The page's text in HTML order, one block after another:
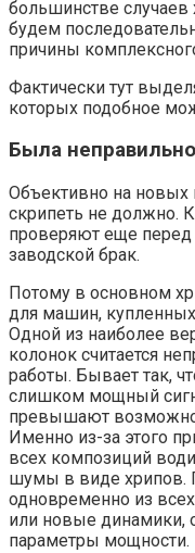
большинстве случаев
будем
причины
Фактически тут
которых подобное
Была
Объективно на
скрипеть не должно.
проверяют еще перед
заводской брак.
Потому в основном
для машин,
Одной из наиболее
колонок считается
работы. Бывает так,
слишком мощный
превышают
Именно из-за этого
всех композиций
шумы в виде хрипов.
одновременно из
или новые динамики,
параметры мощности.